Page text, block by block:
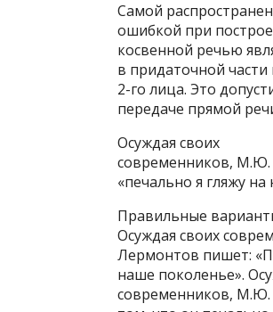
Самой
ошибкой при
косвенной речью
в придаточной
2-го лица. Это
передаче прямой
Осуждая своих
современников,
«печально я гляжу
Правильные
Осуждая своих
Лермонтов пишет:
наше поколенье».
современников,